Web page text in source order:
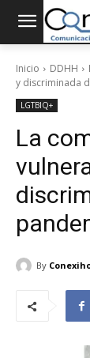
Inicio DDHH
y discriminada
LGTBIQ+
La
By